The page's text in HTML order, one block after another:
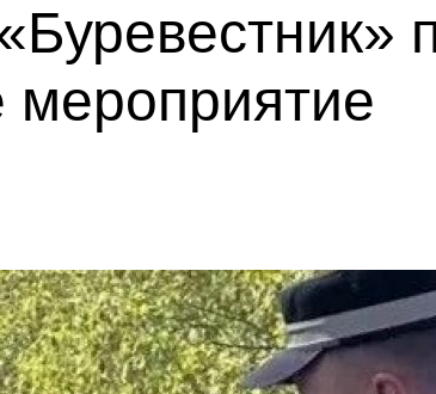
мероприятие